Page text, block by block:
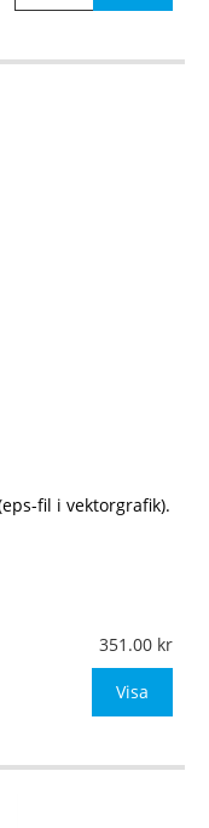
fil i vektorgrafik).
351.00
Visa